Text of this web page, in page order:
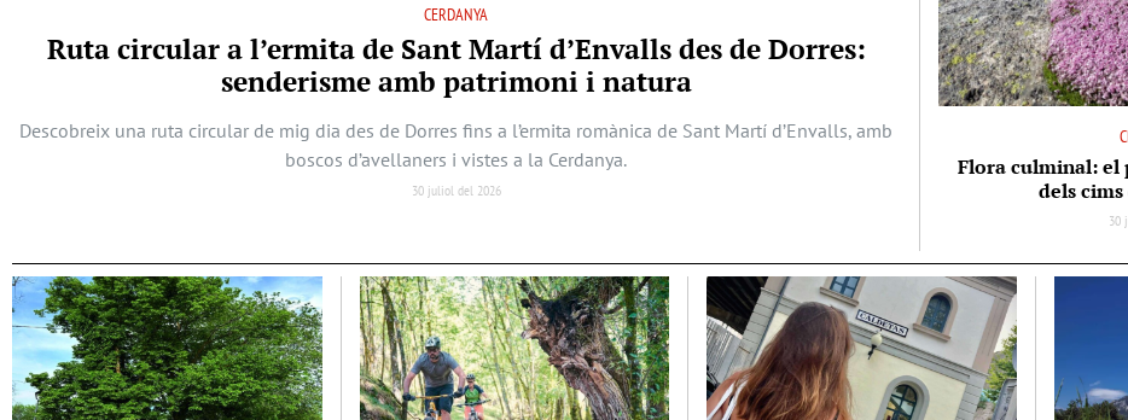
CERDANYA
Ruta circular a l’ermita de Sant Martí d’Envalls des de Dorres:
senderisme amb patrimoni i natura
Descobreix una ruta circular de mig dia des de Dorres fins a l’ermita romànica de Sant Martí d’Envalls, amb
boscos d’avellaners i vistes a la Cerdanya.
30 juliol del 2026
Flora culminal:
dels
30